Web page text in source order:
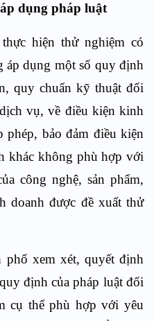
dụng pháp luật
hiện thử nghiệm có
áp dụng một số quy định
quy chuẩn kỹ thuật đối
vụ, về điều kiện kinh
bảo đảm điều kiện
khác không phù hợp với
công nghệ, sản phẩm,
doanh được đề xuất thử
phố xem xét, quyết định
định của pháp luật đối
cụ thể phù hợp với yêu